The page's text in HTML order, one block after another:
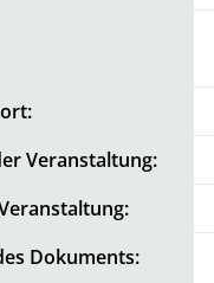
Veranstaltung:
Dokuments: